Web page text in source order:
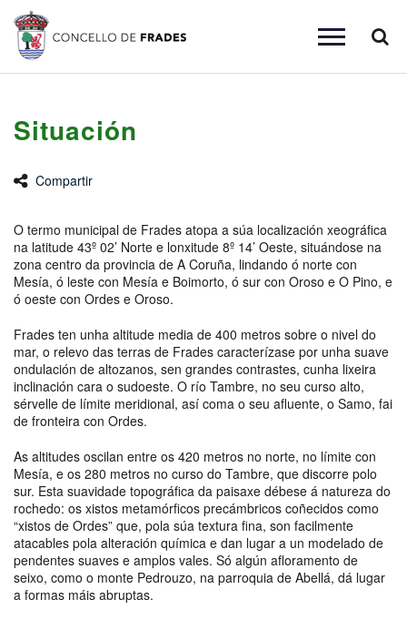
Toggle
Situación
Compartir
O termo municipal de Frades atopa a súa localización xeográfica
na latitude 43º 02’ Norte e lonxitude 8º 14’ Oeste, situándose na
zona centro da provincia de A Coruña, lindando ó norte con
Mesía, ó leste con Mesía e Boimorto, ó sur con Oroso e O Pino, e
ó oeste con Ordes e Oroso.
Frades ten unha altitude media de 400 metros sobre o nivel do
mar, o relevo das terras de Frades caracterízase por unha suave
ondulación de altozanos, sen grandes contrastes, cunha lixeira
inclinación cara o sudoeste. O río Tambre, no seu curso alto,
sérvelle de límite meridional, así coma o seu afluente, o Samo, fai
de fronteira con Ordes.
As altitudes oscilan entre os 420 metros no norte, no límite con
Mesía, e os 280 metros no curso do Tambre, que discorre polo
sur. Esta suavidade topográfica da paisaxe débese á natureza do
rochedo: os xistos metamórficos precámbricos coñecidos como
“xistos de Ordes” que, pola súa textura fina, son facilmente
atacables pola alteración química e dan lugar a un modelado de
pendentes suaves e amplos vales. Só algún afloramento de
seixo, como o monte Pedrouzo, na parroquia de Abellá, dá lugar
a formas máis abruptas.